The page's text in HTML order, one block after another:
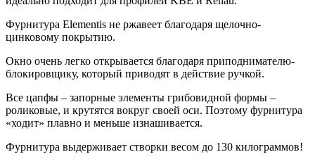
Фурнитура Elementis не ржавеет благодаря щелочно-
цинковому покрытию.
Окно очень легко открывается благодаря приподнимателю-
блокировщику, который приводят в действие ручкой.
Все цапфы – запорные элементы грибовидной формы –
роликовые, и крутятся вокруг своей оси. Поэтому фурнитура
«ходит» плавно и меньше изнашивается.
Фурнитура выдерживает створки весом до 130 килограммов!